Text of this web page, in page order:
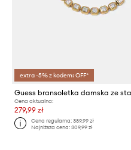
extra -5% z kodem: OFF*
Cena aktualna:
279,99 zł
Cena regularna:389,99 zł
Najniższa cena:309,99 zł